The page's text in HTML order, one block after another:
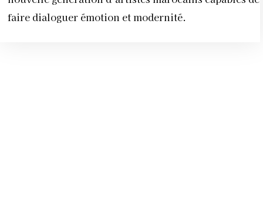
faire dialoguer émotion et modernité.